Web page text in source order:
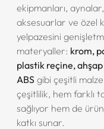
ekipmanları, aynalar,
aksesuarlar ve özel
yelpazesini
materyaller: krom,
plastik reçine,
ABS gibi çeşitli
çeşitlilik, hem farklı
sağlıyor hem de
katkı sunar.